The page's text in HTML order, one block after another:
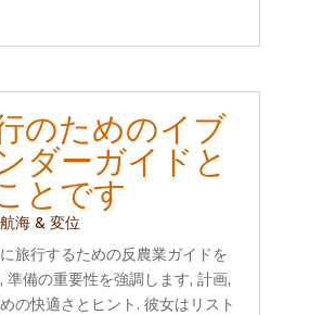
のためのイブ
ダーガイドと
とです
航海 & 変位
旅行するための反農業ガイドを
準備の重要性を強調します, 計画,
の快適さとヒント. 彼女はリスト